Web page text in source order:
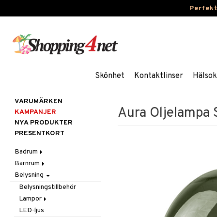
Skönhet Kontaktlinser
Aura Oljelampa
VARUMÄRKEN
KAMPANJER
NYA PRODUKTER
PRESENTKORT
Badrum
Badrumsinredning
Badrumstextilier
Badrumstillbehör
Barnrum
Barnlampor
Barnmöbler
Barnrumsdekoration
Barnrumsförvaring
Belysning
Belysningstillbehör
Lampor
Bordslampor
LED-ljus